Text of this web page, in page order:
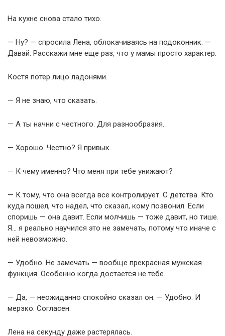
На кухне снова стало тихо.
— Ну? — спросила Лена, облокачиваясь на подоконник. —
Давай. Расскажи мне еще раз, что у мамы просто характер.
Костя потер лицо ладонями.
— Я не знаю, что сказать.
— А ты начни с честного. Для разнообразия.
— Хорошо. Честно? Я привык.
— К чему именно? Что меня при тебе унижают?
— К тому, что она всегда все контролирует. С детства. Кто
куда пошел, что надел, что сказал, кому позвонил. Если
споришь — она давит. Если молчишь — тоже давит, но тише.
Я… я реально научился это не замечать, потому что иначе с
ней невозможно.
— Удобно. Не замечать — вообще прекрасная мужская
функция. Особенно когда достается не тебе.
— Да, — неожиданно спокойно сказал он. — Удобно. И
мерзко. Согласен.
Лена на секунду даже растерялась.